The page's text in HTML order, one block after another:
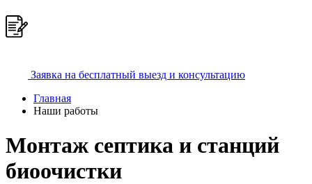
Заявка на бесплатный выезд и консультацию
Главная
Наши работы
Монтаж септика и станций
биоочистки